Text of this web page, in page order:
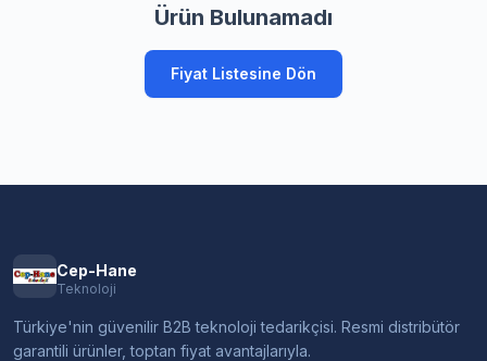
Ürün Bulunamadı
Fiyat Listesine Dön
Cep-Hane
Teknoloji
Türkiye'nin güvenilir B2B teknoloji tedarikçisi. Resmi distribütör
garantili ürünler, toptan fiyat avantajlarıyla.